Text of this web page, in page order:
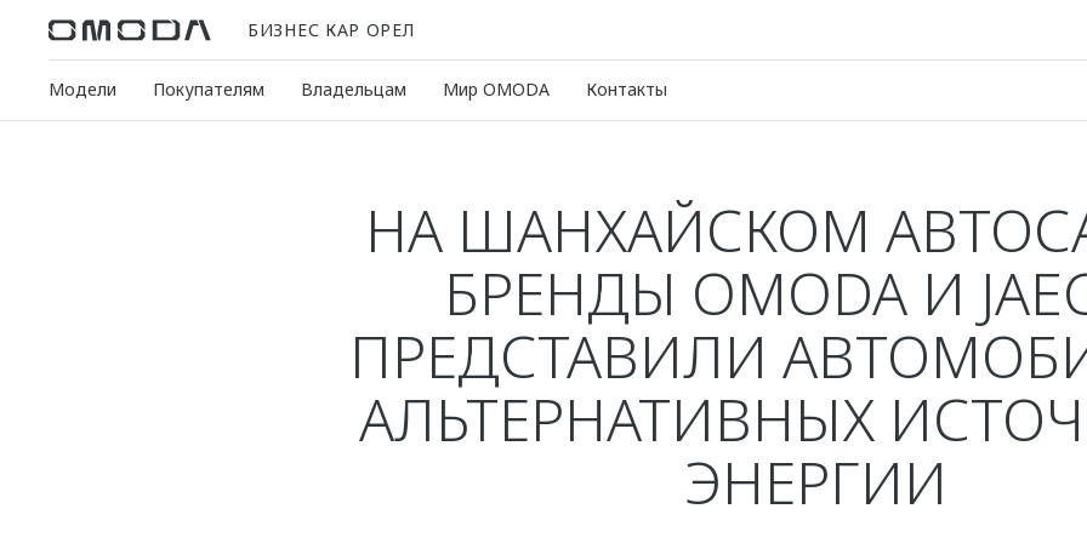
БИЗНЕС КАР ОРЕЛ
Модели Покупателям Владельцам Мир OMODA Контакты
НА ШАНХАЙСКОМ
БРЕНДЫ OMODA И
ПРЕДСТАВИЛИ
АЛЬТЕРНАТИВНЫХ
ЭНЕРГИИ